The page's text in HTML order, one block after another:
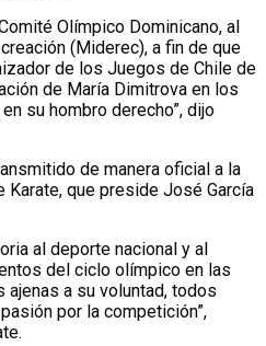
Olímpico Dominicano, al
(Miderec), a fin de que
de los Juegos de Chile de
de María Dimitrova en los
su hombro derecho”, dijo
de manera oficial a la
Karate, que preside José García
al deporte nacional y al
del ciclo olímpico en las
a su voluntad, todos
por la competición”,